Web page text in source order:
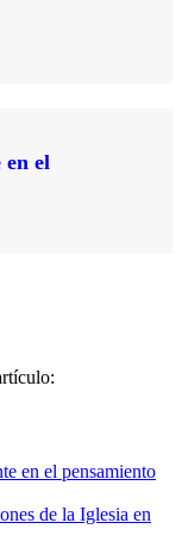
el
en el pensamiento
de la Iglesia en